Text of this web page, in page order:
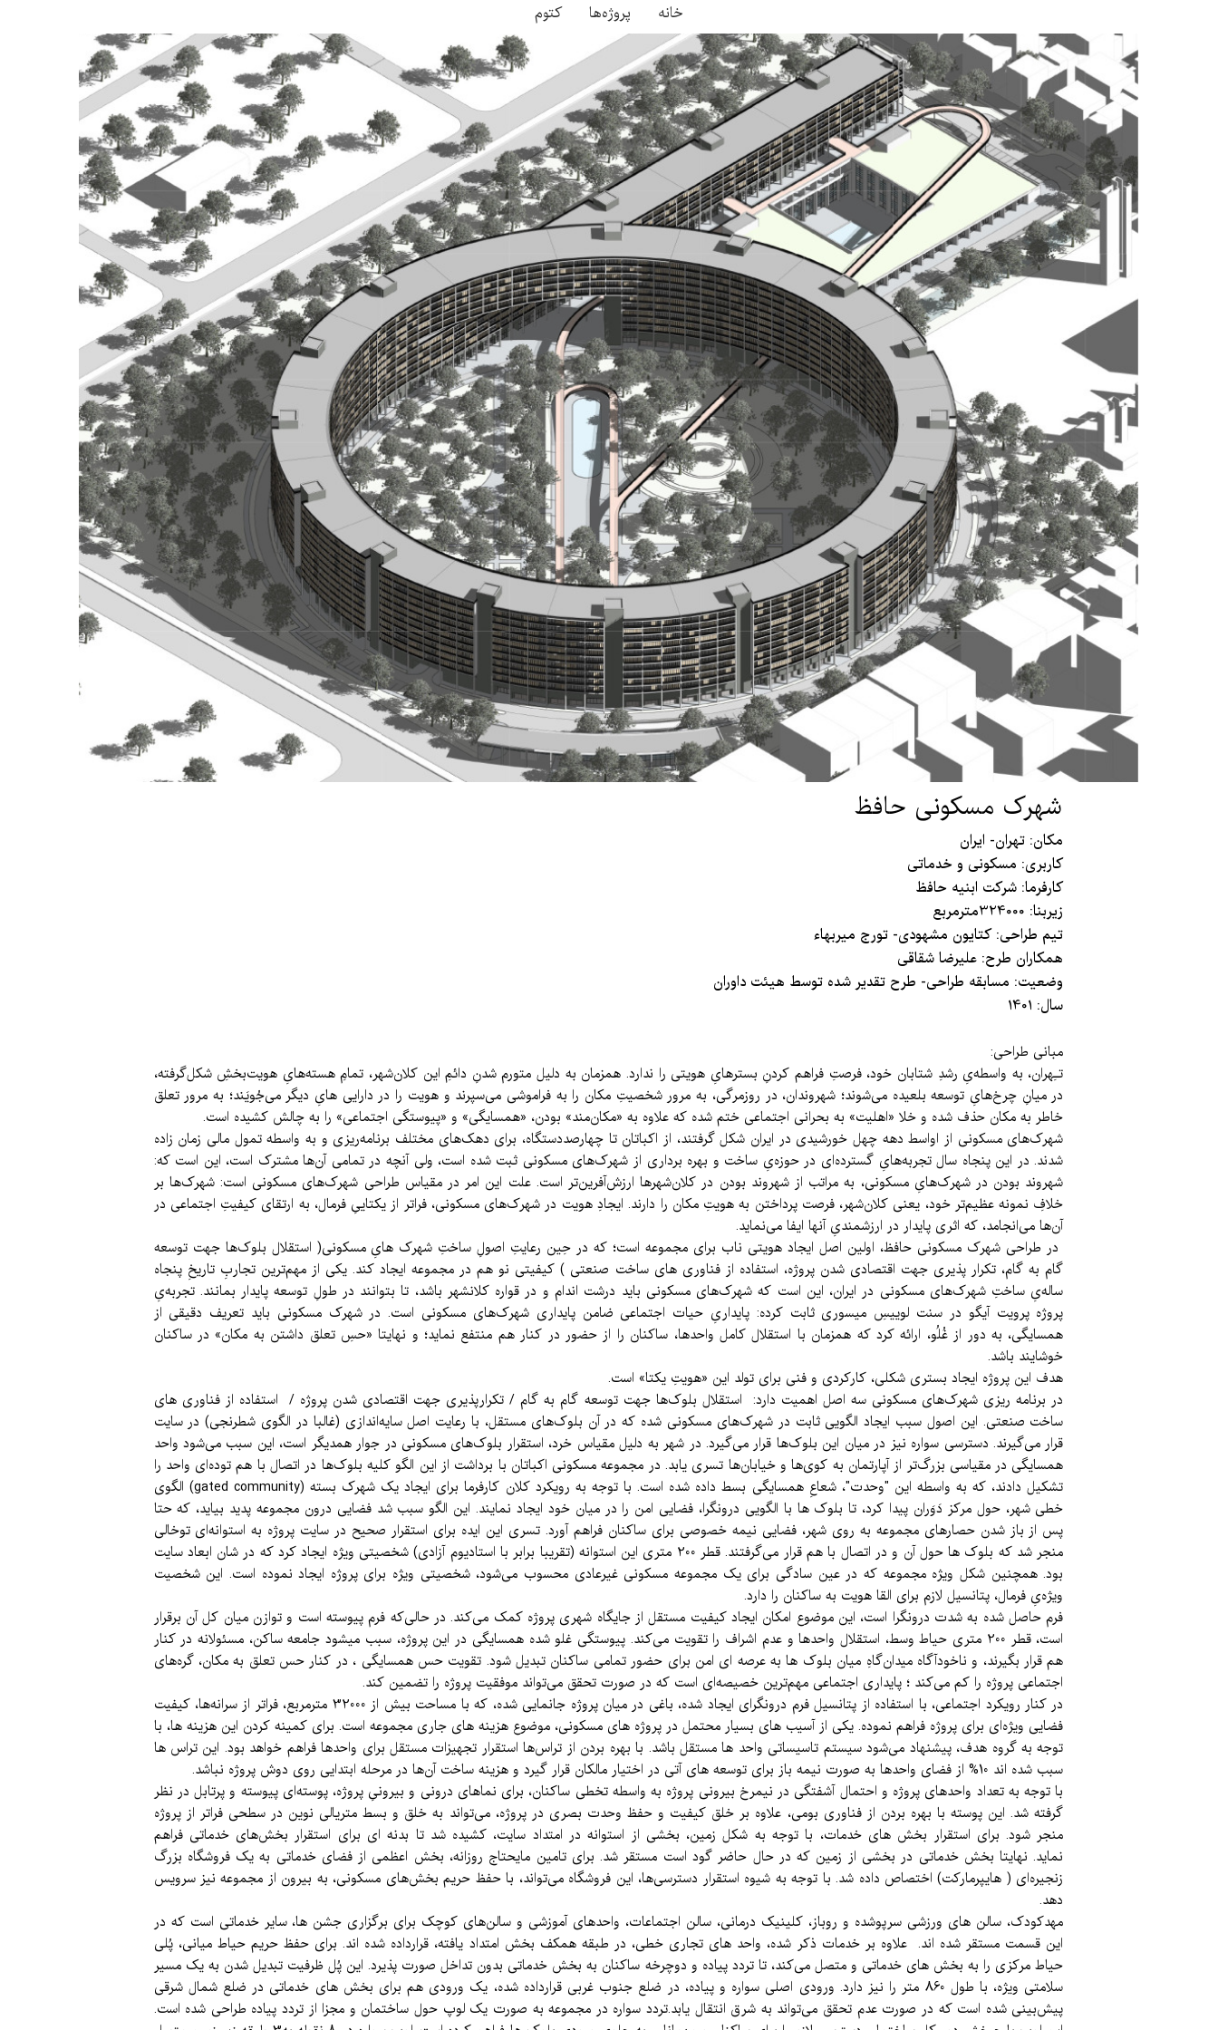
خانه پروژه‌ها کتوم
شهرک مسکونی حافظ
​مکان: تهران- ایران
کاربری: مسکونی و خدماتی
کارفرما: شرکت ابنیه حافظ
زیربنا: 324000مترمربع
تیم طراحی: کتایون مشهودی- تورج میربهاء
همکاران طرح: علیرضا شقاقی
وضعیت: مسابقه طراحی- طرح تقدیر شده توسط هیئت داوران
سال: 1401
مبانی طراحی:
تـِهران، به واسطه‌یِ رشدِ شتابان خود، فرصتِ فراهم کردنِ بسترهایِ هویتی را ندارد. همزمان به دلیل متورم شدنِ دائمِ این کلان‌شهر، تمامِ هسته‌هایِ هویت‌بخشِ شکل‌گرفته،
در میانِ چرخ‌هایِ توسعه بلعیده می‌شوند؛ شهروندان، در روزمرگی، به مرور شخصیتِ مکان را به فراموشی می‌سپرند و هویت را در دارایی هایِ دیگر می‌جُویَند؛ به مرور تعلق
خاطر به مکان حذف شده و خلا «اهلیت» به بحرانی اجتماعی ختم شده که علاوه به «مکان‌مند» بودن، «همسایگی» و «پیوستگی اجتماعی» را به چالش کشیده است.
شهرک‌های مسکونی از اواسط دهه چهل خورشیدی در ایران شکل گرفتند، از اکباتان تا چهارصددستگاه، برای دهک‌های مختلف برنامه‌ریزی و به واسطه تمول مالی زمان زاده
شدند. در این پنجاه سال تجربه‌هایِ گسترده‌ای در حوزه‌یِ ساخت و بهره برداری از شهرک‌های مسکونی ثبت شده است، ولی آنچه در تمامی آن‌ها مشترک است، این است که:
شهروند بودن در شهرک‌هایِ مسکونی، به مراتب از شهروند بودن در کلان‌شهر‌ها ارزش‌آفرین‌تر است. علت این امر در مقیاس طراحی شهرک‌های مسکونی است: شهرک‌ها بر
خلافِ نمونه عظیم‌تر خود، یعنی کلان‌شهر، فرصت پرداختن به هویتِ مکان را دارند. ایجادِ هویت در شهرک‌های مسکونی، فراتر از یکتاییِ فرمال، به ارتقای کیفیتِ اجتماعی در
آن‌ها می‌انجامد، که اثری پایدار در ارزشمندیِ آنها ایفا می‌نماید.
در طراحی شهرک مسکونی حافظ، اولین اصل ایجاد هویتی ناب برای مجموعه است؛ که در حِین رعایتِ اصولِ ساختِ شهرک هایِ مسکونی( استقلال بلوک‌ها جهت توسعه
گام به گام، تکرار پذیری جهت اقتصادی شدن پروژه، استفاده از فناوری های ساخت صنعتی ) کیفیتی نو هم در مجموعه ایجاد کند. یکی از مهم‌ترین تجاربِ تاریخِ پنجاه
ساله‌یِ ساختِ شهرک‌های مسکونی در ایران، این است که شهرک‌های مسکونی باید درشت اندام و در قواره کلانشهر باشد، تا بتوانند در طولِ توسعه پایدار بمانند. تجربه‌یِ
پروژه پرویت آیگو در سنت لوییسِ میسوری ثابت کرده: پایداریِ حیات اجتماعی ضامن پایداری شهرک‌های مسکونی است. در شهرک مسکونی باید تعریف دقیقی از
همسایگی، به دور از غُلُو، ارائه کرد که همزمان با استقلال کامل واحدها، ساکنان را از حضور در کنار هم منتفع نماید؛ و نهایتا «حسِ تعلق داشتن به مکان» در ساکنان
خوشایند باشد.
هدف این پروژه ایجاد بستری شکلی، کارکردی و فنی برای تولد این «هویتِ یکتا» است.
​​​در برنامه ریزی شهرک‌های مسکونی سه اصل اهمیت دارد: استقلال بلوک‌ها جهت توسعه گام به گام / تکرار‌پذیری جهت اقتصادی شدن پروژه / استفاده از فناوری های
ساخت صنعتی. این اصول سبب ایجاد الگویی ثابت در شهرک‌های مسکونی شده که در آن بلوک‌های مستقل، با رعایت اصل سایه‌اندازی (غالبا در الگوی شطرنجی) در سایت
قرار می‌گیرند. دسترسی سواره نیز در میان این بلوک‌ها قرار می‌گیرد. در شهر به دلیل مقیاس خرد، استقرار بلوک‌های مسکونی در جوار همدیگر است، این سبب می‌شود واحد
همسایگی در مقیاسی بزرگ‌تر از آپارتمان به کوی‌ها و خیابان‌ها تسری یابد. در مجموعه مسکونی اکباتان با برداشت از این الگو کلیه بلوک‌ها در اتصال با هم توده‌ای واحد را
تشکیل دادند، که به واسطه این "وحدت"، شعاعِ همسایگی بسط داده شده است. با توجه به رویکرد کلان کارفرما برای ایجاد یک شهرک بسته (gated community) الگوی
خطی شهر، حول مرکز دَوَران پیدا کرد، تا بلوک ها با الگویی درونگرا، فضایی امن را در میان خود ایجاد نمایند. این الگو سبب شد فضایی درون مجموعه پدید بیاید، که حتا
پس از باز شدن حصارهای مجموعه به روی شهر، فضایی نیمه خصوصی برای ساکنان فراهم آورد. تسری این ایده برای استقرار صحیح در سایت پروژه به استوانه‌ای توخالی
منجر شد که بلوک ها حول آن و در اتصال با هم قرار می‌گرفتند. قطر 200 متری این استوانه (تقریبا برابر با استادیوم آزادی) شخصیتی ویژه ایجاد کرد که در شان ابعاد سایت
بود. همچنین شکل ویژه مجموعه که در عین سادگی برای یک مجموعه مسکونی غیرعادی محسوب می‌شود، شخصیتی ویژه برای پروژه ایجاد نموده است. این شخصیت
ویژه‌یِ فرمال، پتانسیل لازم برای القا هویت به ساکنان را دارد.
فرم حاصل شده به شدت درونگرا است، این موضوع امکان ایجاد کیفیت مستقل از جایگاه شهری پروژه کمک می‌کند. در حالی‌که فرم پیوسته است و توازن میان کل آن برقرار
است، قطر 200 متری حیاط وسط، استقلال واحدها و عدم اشراف را تقویت می‌کند. پیوستگی غلو شده همسایگی در این پروژه، سبب میشود جامعه ساکن، مسئولانه در کنار
هم قرار بگیرند، و ناخودآگاه میدان‌گاهِ میان بلوک ها به عرصه ای‌ امن برای حضور تمامی ساکنان تبدیل شود. تقویت حس همسایگی ، در کنار حس تعلق به مکان، گره‌های
اجتماعی پروژه را کم می‌کند ؛ پایداری اجتماعی مهم‌ترین خصیصه‌ای است که در صورت تحقق می‌تواند موفقیت پروژه را تضمین کند.
در کنار رویکرد اجتماعی، با استفاده از پتانسیل فرم درونگرای ایجاد شده، باغی در میان پروژه جانمایی شده، که با مساحت بیش از 32000 مترمربع، فراتر از سرانه‌ها، کیفیت
فضایی ویژه‌ای برای پروژه فراهم نموده. یکی از آسیب های بسیار محتمل در پروژه های مسکونی، موضوع هزینه های جاری مجموعه است. برای کمینه کردن این هزینه ها، با
توجه به گروه هدف، پیشنهاد می‌شود سیستم تاسیساتی واحد ها مستقل باشد. با بهره بردن از تراس‌ها استقرار تجهیزات مستقل برای واحدها فراهم خواهد بود. این تراس ها
سبب شده اند 10% از فضای واحدها به صورت نیمه باز برای توسعه های آتی در اختیار مالکان قرار گیرد و هزینه ساخت آن‌ها در مرحله ابتدایی روی دوش پروژه نباشد.
با توجه به تعداد واحدهای پروژه و احتمال آشفتگی در نیمرخ بیرونی پروژه به واسطه تخطی ساکنان، برای نماهای درونی و بیرونیِ پروژه، پوسته‌ای پیوسته و پرتابل در نظر
گرفته شد. این پوسته با بهره بردن از فناوری بومی، علاوه بر خلق کیفیت و حفظ وحدت بصری در پروژه، می‌تواند به خلق و بسط متریالی نوین در سطحی فراتر از پروژه
منجر شود. برای استقرار بخش های خدمات، با توجه به شکل زمین، بخشی از استوانه در امتداد سایت، کشیده شد تا بدنه ای برای استقرار بخش‌های خدماتی فراهم
نماید. نهایتا بخش خدماتی در بخشی از زمین که در حال حاضر گود است مستقر شد. برای تامین مایحتاج روزانه، بخش اعظمی از فضای خدماتی به یک فروشگاه بزرگ
زنجیره‌ای ( هایپرمارکت) اختصاص داده شد. با توجه به شیوه استقرار دسترسی‌ها، این فروشگاه می‌تواند، با حفظ حریم بخش‌های مسکونی، به بیرون از مجموعه نیز سرویس
دهد.
مهدکودک، سالن های ورزشی سرپوشده و روباز، کلینیک درمانی، سالن اجتماعات، واحدهای آموزشی و سالن‌های کوچک برای برگزاری جشن ها، سایر خدماتی است که در
این قسمت مستقر شده اند. علاوه بر خدمات ذکر شده، واحد های تجاری خطی، در طبقه همکف بخش امتداد یافته، قرارداده شده اند. برای حفظ حریم حیاط میانی، پُلی
حیاط مرکزی را به بخش های خدماتی و متصل می‌کند، تا تردد پیاده و دوچرخه ساکنان به بخش خدماتی بدون تداخل صورت پذیرد. این پُل ظرفیت تبدیل شدن به یک مسیر
سلامتی ویژه، با طول 860 متر را نیز دارد. ورودی اصلی سواره و پیاده، در ضلع جنوب غربی قرارداده شده، یک ورودی هم برای بخش های خدماتی در ضلع شمال شرقی
پیش‌بینی شده است که در صورت عدم تحقق می‌تواند به شرق انتقال یابد.تردد سواره در مجموعه به صورت یک لوپ حول ساختمان و مجزا از تردد پیاده طراحی شده است.